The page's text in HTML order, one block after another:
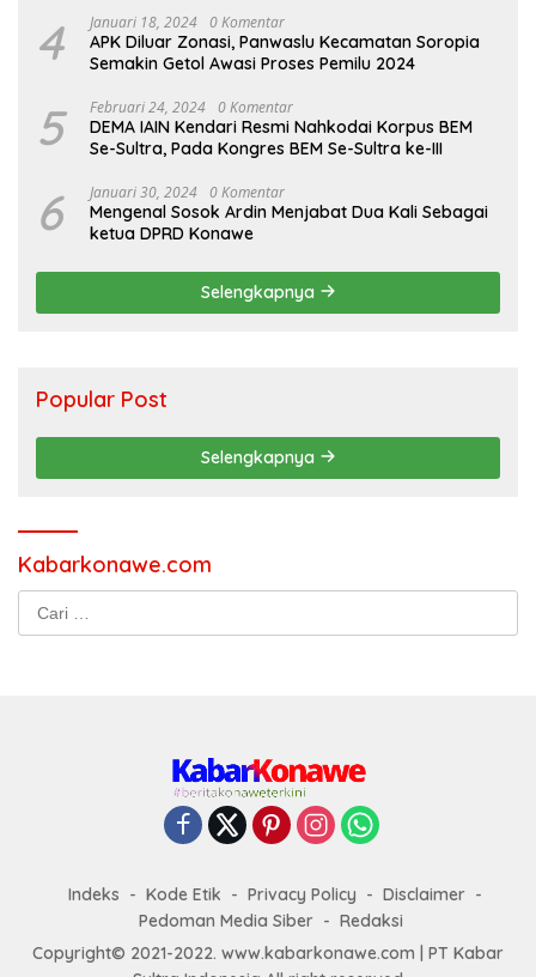
4 Januari 18, 2024 0 Komentar
APK Diluar Zonasi, Panwaslu Kecamatan Soropia
Semakin Getol Awasi Proses Pemilu 2024
5 Februari 24, 2024 0 Komentar
DEMA IAIN Kendari Resmi Nahkodai Korpus BEM
Se-Sultra, Pada Kongres BEM Se-Sultra ke-III
6 Januari 30, 2024 0 Komentar
Mengenal Sosok Ardin Menjabat Dua Kali Sebagai
ketua DPRD Konawe
Selengkapnya
Popular Post
Selengkapnya
Kabarkonawe.com
Indeks Kode Etik Privacy Policy
Disclaimer
Pedoman Media Siber
Redaksi
Copyright© 2021-2022. www.kabarkonawe.com | PT Kabar